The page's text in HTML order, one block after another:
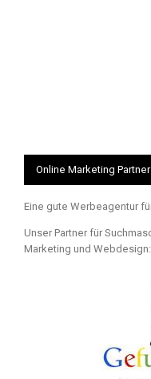
Online Marketing Partner
Eine gute Werbeagentur
Unser Partner für
Marketing und Webdesign: